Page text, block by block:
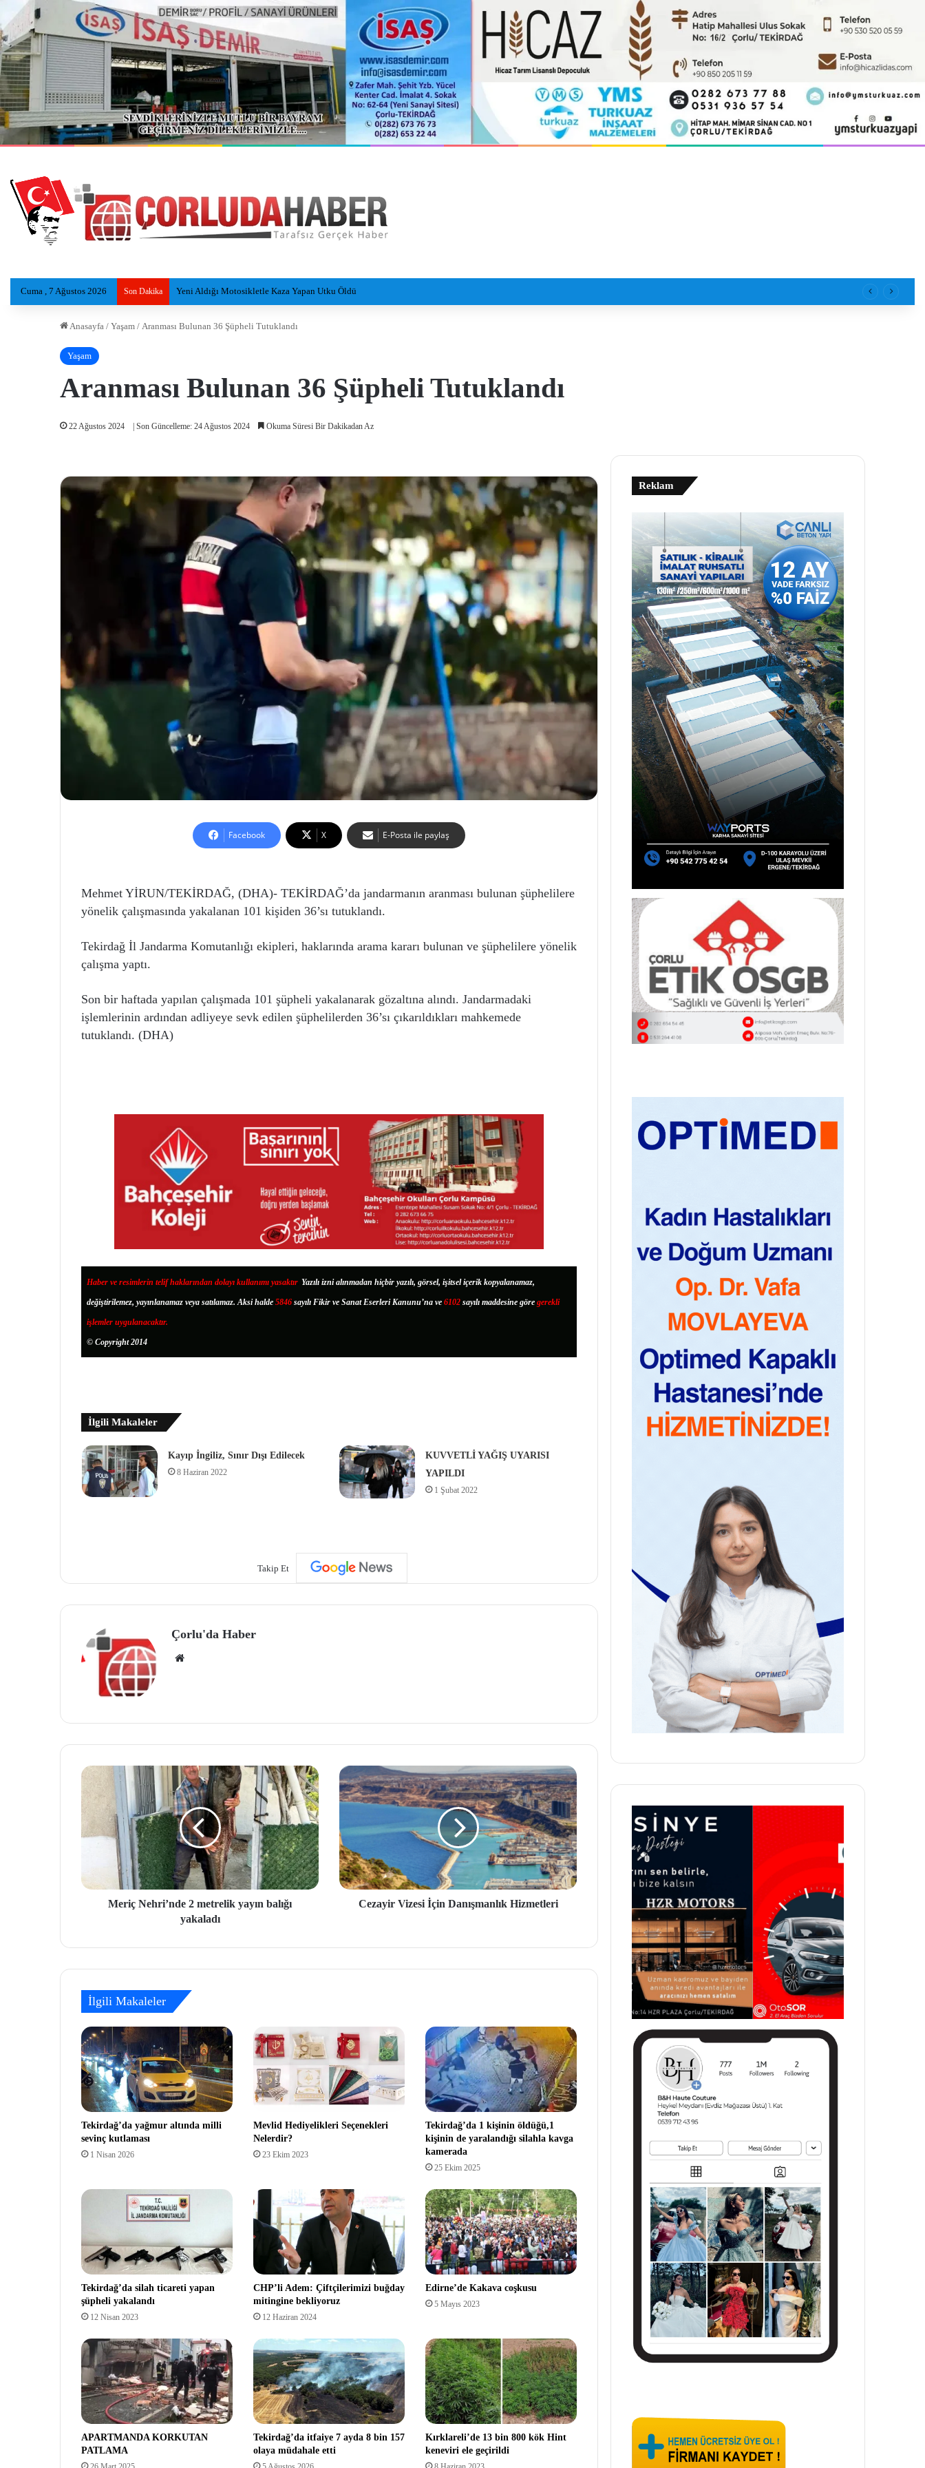
Cuma , 7 Ağustos 2026 Son Dakika Genç Kadın Evinde Ölü Bulundu
Anasayfa / Yaşam / Aranması Bulunan 36 Şüpheli Tutuklandı
Yaşam
Aranması Bulunan 36 Şüpheli Tutuklandı
22 Ağustos 2024 | Son Güncelleme: 24 Ağustos 2024 Okuma Süresi Bir Dakikadan Az
Facebook X E-Posta ile paylaş
Mehmet YİRUN/TEKİRDAĞ, (DHA)- TEKİRDAĞ’da jandarmanın aranması bulunan şüphelilere
yönelik çalışmasında yakalanan 101 kişiden 36’sı tutuklandı.
Tekirdağ İl Jandarma Komutanlığı ekipleri, haklarında arama kararı bulunan ve şüphelilere yönelik
çalışma yaptı.
Son bir haftada yapılan çalışmada 101 şüpheli yakalanarak gözaltına alındı. Jandarmadaki
işlemlerinin ardından adliyeye sevk edilen şüphelilerden 36’sı çıkarıldıkları mahkemede
tutuklandı. (DHA)
Haber ve resimlerin telif haklarından dolayı kullanımı yasaktır. Yazılı izni alınmadan hiçbir yazılı, görsel, işitsel içerik kopyalanamaz,
değiştirilemez, yayınlanamaz veya satılamaz. Aksi halde 5846 sayılı Fikir ve Sanat Eserleri Kanunu’na ve 6102 sayılı maddesine göre gerekli
işlemler uygulanacaktır.
© Copyright 2014
İlgili Makaleler
Kayıp İngiliz, Sınır Dışı Edilecek
8 Haziran 2022
KUVVETLİ YAĞIŞ UYARISI
YAPILDI
1 Şubat 2022
Takip Et
Çorlu'da Haber
Meriç Nehri’nde 2 metrelik yayın balığı
yakaladı
Cezayir Vizesi İçin Danışmanlık Hizmetleri
İlgili Makaleler
Tekirdağ’da yağmur altında milli
sevinç kutlaması
1 Nisan 2026
Mevlid Hediyelikleri Seçenekleri
Nelerdir?
23 Ekim 2023
Tekirdağ’da 1 kişinin öldüğü,1
kişinin de yaralandığı silahla kavga
kamerada
25 Ekim 2025
Tekirdağ’da silah ticareti yapan
şüpheli yakalandı
12 Nisan 2023
CHP’li Adem: Çiftçilerimizi buğday
mitingine bekliyoruz
12 Haziran 2024
Edirne’de Kakava coşkusu
5 Mayıs 2023
APARTMANDA KORKUTAN
PATLAMA
Tekirdağ’da itfaiye 7 ayda 8 bin 157
olaya müdahale etti
Kırklareli’de 13 bin 800 kök Hint
keneviri ele geçirildi
Reklam